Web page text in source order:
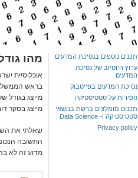
תכנים נוספים בנסיכת המדעים
ערוץ היוטיוב של נסיכת
המדעים
נסיכת המדעים בפייסבוק
חפירות על סטטיסטיקה
תכנים מומלצים ברשת בנושאי
סטטיסטיקה ו- Data Science
Privacy policy
מהו
מייצג בסקר
שאלתי את
מדוע זה לא